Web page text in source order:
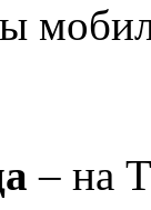
– на